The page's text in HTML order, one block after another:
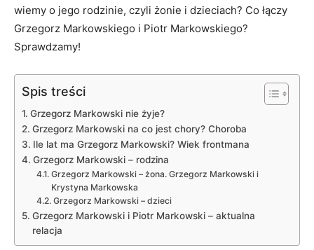
wiemy o jego rodzinie, czyli żonie i dzieciach? Co łączy
Grzegorz Markowskiego i Piotr Markowskiego?
Sprawdzamy!
Spis treści
Grzegorz Markowski nie żyje?
Grzegorz Markowski na co jest chory? Choroba
Ile lat ma Grzegorz Markowski? Wiek frontmana
Grzegorz Markowski – rodzina
Grzegorz Markowski – żona. Grzegorz Markowski i
Krystyna Markowska
Grzegorz Markowski – dzieci
Grzegorz Markowski i Piotr Markowski – aktualna
relacja